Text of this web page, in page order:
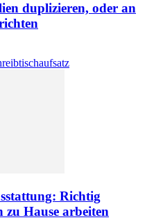
duplizieren, oder an
Richtig
zu Hause arbeiten